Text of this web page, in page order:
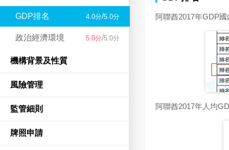
GDP排名 4.0分/5.0分
政治經濟環境 5.0分/5.0分
機構背景及性質
風險管理
監管細則
牌照申請
阿聯酋2017年GDP
阿聯酋2017年人均